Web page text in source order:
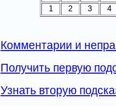
1 2 3 4
Комментарии и
Получить первую
Узнать вторую